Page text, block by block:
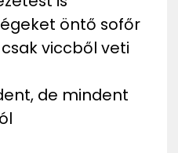
öntő sofőr
viccből veti
de mindent